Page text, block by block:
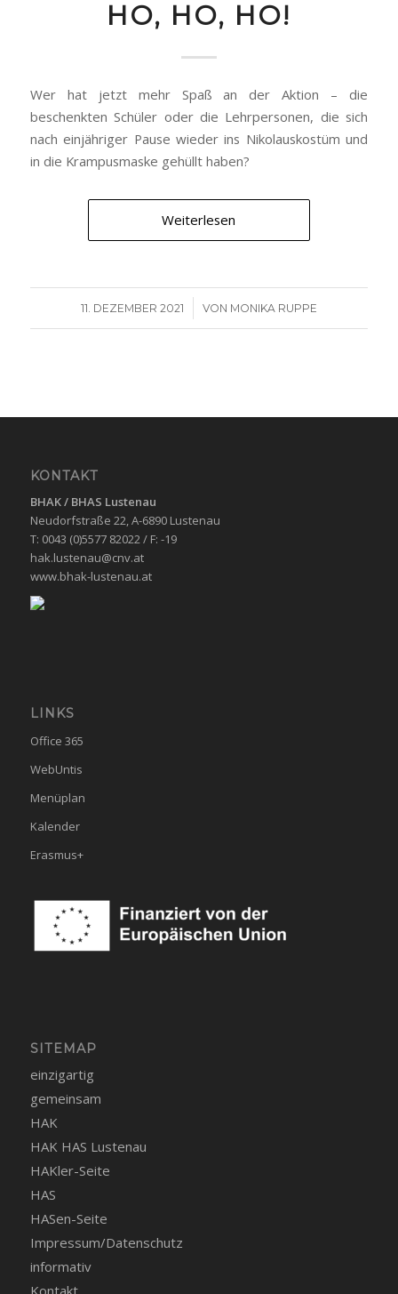
HO, HO, HO!
Wer hat jetzt mehr Spaß an der Aktion – die
beschenkten Schüler oder die Lehrpersonen, die sich
nach einjähriger Pause wieder ins Nikolauskostüm und
in die Krampusmaske gehüllt haben?
Weiterlesen
11. DEZEMBER 2021
/ VON MONIKA RUPPE
KONTAKT
BHAK / BHAS Lustenau
Neudorfstraße 22, A-6890 Lustenau
T: 0043 (0)5577 82022 / F: -19
hak.lustenau@cnv.at
www.bhak-lustenau.at
LINKS
Office 365
WebUntis
Menüplan
Kalender
Erasmus+
SITEMAP
einzigartig
gemeinsam
HAK
HAK HAS Lustenau
HAKler-Seite
HAS
HASen-Seite
Impressum/Datenschutz
informativ
Kontakt